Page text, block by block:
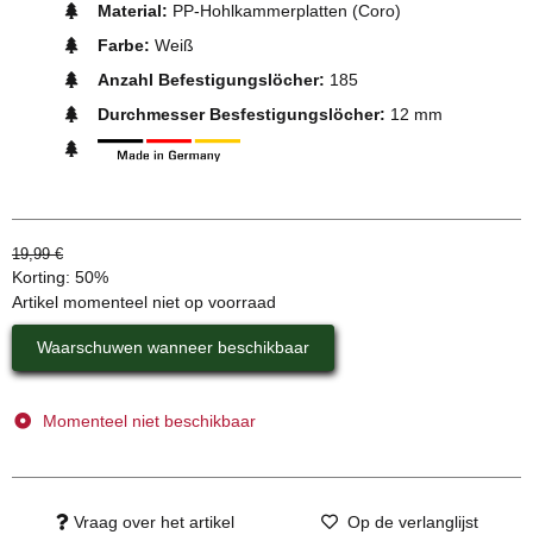
Material: PP-Hohlkammerplatten (Coro)
Farbe: Weiß
Anzahl Befestigungslöcher: 185
Durchmesser Besfestigungslöcher: 12 mm
19,99 €
Korting: 50%
Artikel momenteel niet op voorraad
Waarschuwen wanneer beschikbaar
Momenteel niet beschikbaar
Vraag over het artikel Op de verlanglijst